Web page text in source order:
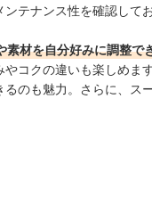
テナンス性を確認して
素材を自分好みに調整で
コクの違いも楽しめま
のも魅力。さらに、ス